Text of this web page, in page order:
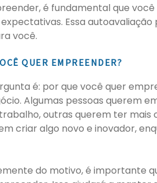
é fundamental que
Essa
você.
QUER EMPREENDER?
é: por que você quer
Algumas pessoas querem
outras querem ter mais
criar algo novo e inovador,
do motivo, é importante